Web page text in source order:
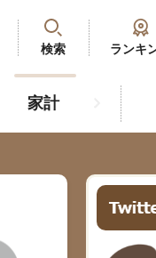
検索
ランキ
家計最新記事